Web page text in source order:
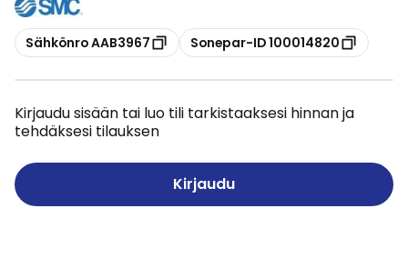
Kopioi
Sähkönro AAB3967 Kopioi
Sonepar-ID 100014820
Kirjaudu sisään tai luo tili tarkistaaksesi hinnan ja
tehdäksesi tilauksen
Kirjaudu